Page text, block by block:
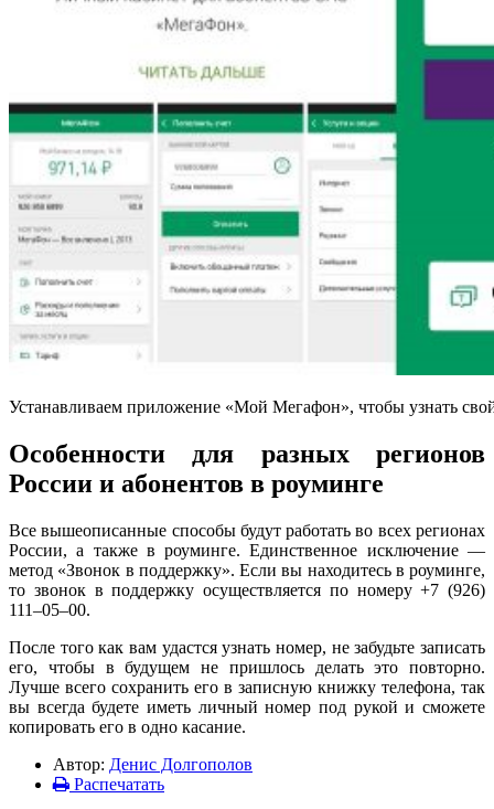
Устанавливаем приложение «Мой Мегафон», чтобы узнать
Особенности для разных регионов
России и абонентов в роуминге
Все вышеописанные способы будут работать во всех регионах
России, а также в роуминге. Единственное исключение —
метод «Звонок в поддержку». Если вы находитесь в роуминге,
то звонок в поддержку осуществляется по номеру +7 (926)
111–05–00.
После того как вам удастся узнать номер, не забудьте записать
его, чтобы в будущем не пришлось делать это повторно.
Лучше всего сохранить его в записную книжку телефона, так
вы всегда будете иметь личный номер под рукой и сможете
копировать его в одно касание.
Автор: Денис Долгополов
Распечатать